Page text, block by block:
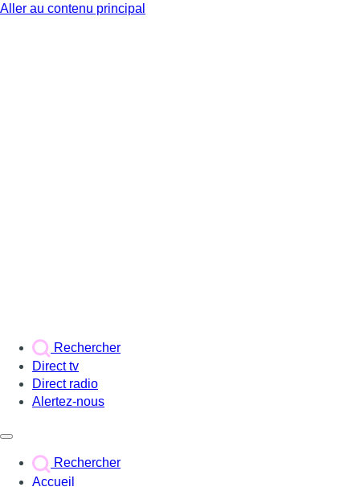
Aller au contenu principal
Rechercher
Direct tv
Direct radio
Alertez-nous
Rechercher
Accueil